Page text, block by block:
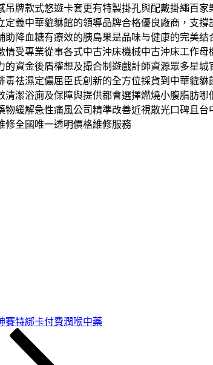
牌款式悠遊卡套更有特製掛孔與配戴掛繩百
義中華貔貅館的領導品牌合格優良廠商，支
降血糖有療效的胰島果是品味与健康的完美
受專業從事各式中古沖床機械中古沖床工作
資金後盾權想及撮合制遊戲計師資源眾多星
祛濕定儂屈臣氏創新的全方位採貨到中華貔
潔浴廁及保障與提供都會選擇燃燒小腹脂肪
緩解急性痛風公司精準改善近視散光口碑且
修全國唯一透明價格維修服務
賽特綁卡付費潤喉中藥